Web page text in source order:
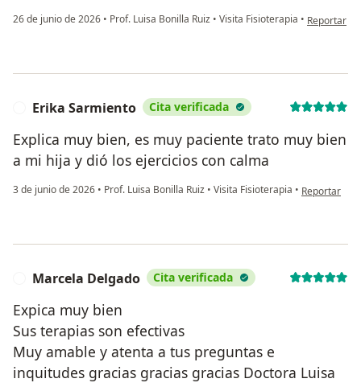
26 de junio de 2026 • Prof. Luisa Bonilla Ruiz • Visita Fisioterapia • en opinión
Reportar
Erika Sarmiento Cita verificada
Explica muy bien, es muy paciente trato muy bien
a mi hija y dió los ejercicios con calma
3 de junio de 2026 • Prof. Luisa Bonilla Ruiz • Visita Fisioterapia • en opinión
Reportar
Marcela Delgado Cita verificada
Expica muy bien
Sus terapias son efectivas
Muy amable y atenta a tus preguntas e
inquitudes gracias gracias gracias Doctora Luisa